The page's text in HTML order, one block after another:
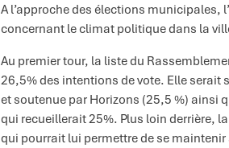
A l’approche des élections municipales,
concernant le climat politique dans la
Au premier tour, la liste du
26,5% des intentions de vote. Elle serait
et soutenue par Horizons (25,5 %) ainsi
qui recueillerait 25%. Plus loin derrière,
qui pourrait lui permettre de se